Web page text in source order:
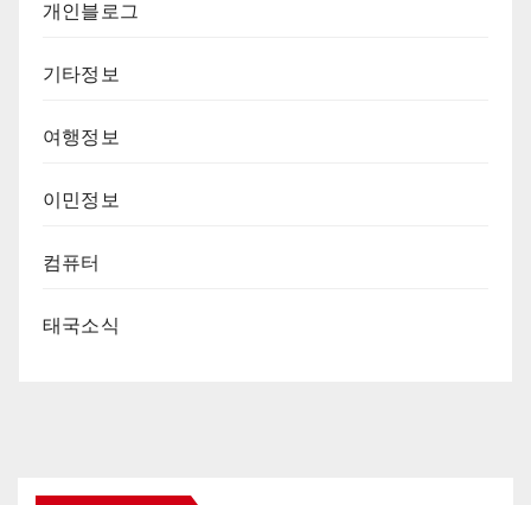
개인블로그
기타정보
여행정보
이민정보
컴퓨터
태국소식